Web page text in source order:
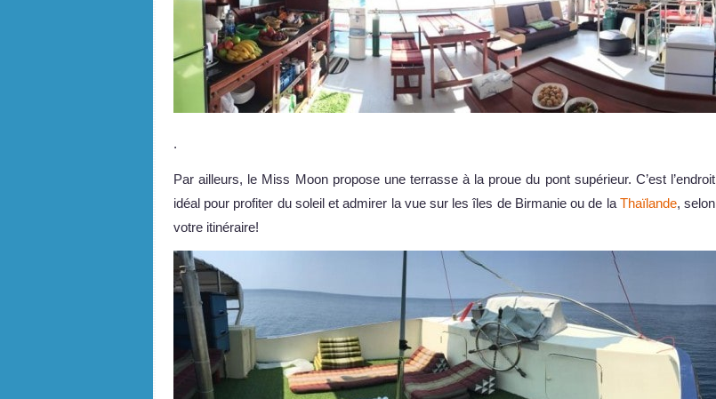
.
Par ailleurs, le Miss Moon propose une terrasse à la proue du pont supérieur. C’est l’endroit
idéal pour profiter du soleil et admirer la vue sur les îles de Birmanie ou de la Thaïlande, selon
votre itinéraire!